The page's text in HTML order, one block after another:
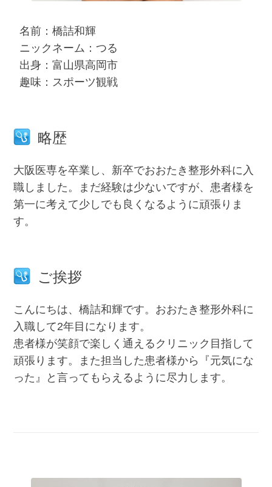
名前：橋詰和輝
ニックネーム：つる
出身：富山県高岡市
趣味：スポーツ観戦
略歴
大阪医専を卒業し、新卒でおおたき整形外科に入
職しました。まだ経験は少ないですが、患者様を
第一に考えて少しでも良くなるように頑張りま
す。
ご挨拶
こんにちは、橋詰和輝です。おおたき整形外科に
入職して2年目になります。
患者様が笑顔で楽しく通えるクリニック目指して
頑張ります。また担当した患者様から『元気にな
った』と言ってもらえるように尽力します。